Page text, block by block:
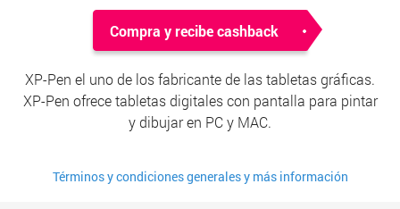
Compra y recibe cashback
XP-Pen el uno de los fabricante de las tabletas gráficas.
XP-Pen ofrece tabletas digitales con pantalla para pintar
y dibujar en PC y MAC.
Términos y condiciones generales y más información